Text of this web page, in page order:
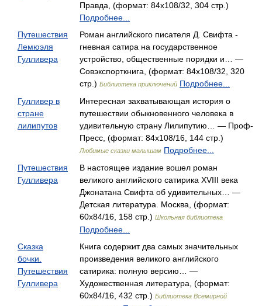
Правда, (формат: 84x108/32, 304 стр.)
Подробнее...
Путешествия
Лемюэля
Гулливера
Роман английского писателя Д. Свифта -
гневная сатира на государственное
устройство, общественные порядки и… —
Совэкспорткнига, (формат: 84x108/32, 320
стр.) Библиотека приключений Подробнее...
Гулливер в
стране
лилипутов
Интересная захватывающая история о
путешествии обыкновенного человека в
удивительную страну Лилипутию… — Проф-
Пресс, (формат: 84x108/16, 144 стр.)
Любимые сказки малышам Подробнее...
Путешествия
Гулливера
В настоящее издание вошел роман
великого английского сатирика XVIII века
Джонатана Свифта об удивительных… —
Детская литература. Москва, (формат:
60x84/16, 158 стр.) Школьная библиотека
Подробнее...
Сказка
бочки.
Путешествия
Гулливера
Книга содержит два самых значительных
произведения великого английского
сатирика: полную версию… —
Художественная литература, (формат:
60x84/16, 432 стр.) Библиотека Всемирной